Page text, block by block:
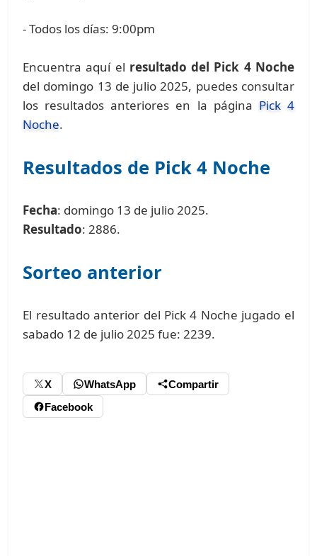
- Todos los días: 9:00pm
Encuentra aquí el resultado del Pick 4 Noche
del domingo 13 de julio 2025, puedes consultar
los resultados anteriores en la página Pick 4
Noche.
Resultados de Pick 4 Noche
Fecha: domingo 13 de julio 2025.
Resultado: 2886.
Sorteo anterior
El resultado anterior del Pick 4 Noche jugado el
sabado 12 de julio 2025 fue: 2239.
X WhatsApp
Compartir
Facebook